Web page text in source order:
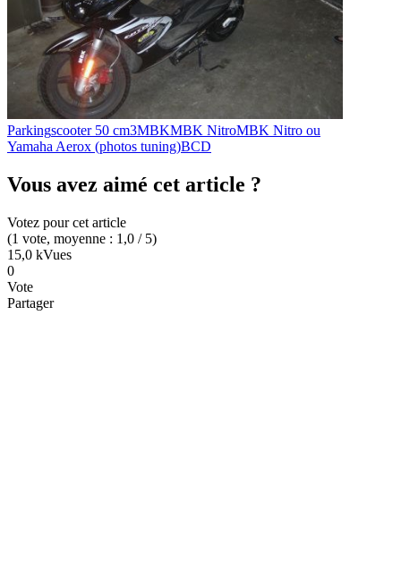
Parkingscooter 50 cm3MBKMBK NitroMBK Nitro ou
Yamaha Aerox (photos tuning)BCD
Vous avez aimé cet article ?
Votez pour cet article
(1 vote, moyenne : 1,0 / 5)
15,0 kVues
0
Vote
Partager